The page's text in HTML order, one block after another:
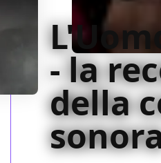
- la
della